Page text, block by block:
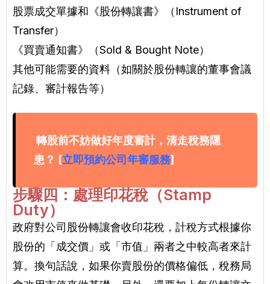
股票成交單據和《股份轉讓書》（Instrument of
Transfer）
《買賣通知書》（Sold & Bought Note）
其他可能需要的資料（如關於股份轉讓的董事會議
記錄、審計報告等）
轉股前不妨做好年度審計，清走稅務隱
患？ [立即預約公司年審服務]
步驟四：處理印花稅（Stamp
Duty）
政府對公司股份轉讓會收印花稅，計稅方式根據你
股份的「成交價」或「市值」兩者之中較高者來計
算。換句話說，如果你賣股份的價格偏低，稅務局